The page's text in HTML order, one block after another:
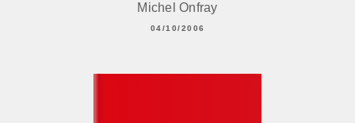
Michel Onfray
04/10/2006